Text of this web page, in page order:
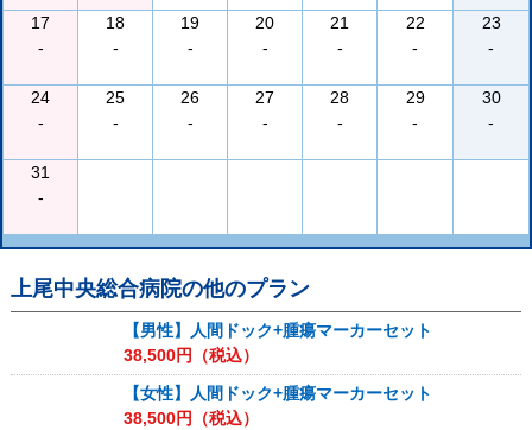
17
-
18
-
19
-
20
-
21
-
22
-
23
-
24
-
25
-
26
-
27
-
28
-
29
-
30
-
31
-
上尾中央総合病院の他のプラン
【男性】人間ドック+腫瘍マーカーセット
38,500円（税込）
【女性】人間ドック+腫瘍マーカーセット
38,500円（税込）